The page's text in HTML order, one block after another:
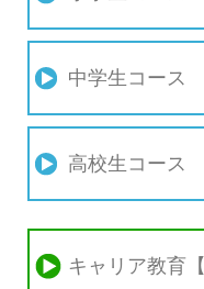
中学生コース
高校生コース
キャリア教育